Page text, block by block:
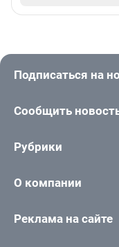
Подписаться на
Сообщить
Рубрики
О компании
Реклама на сайте